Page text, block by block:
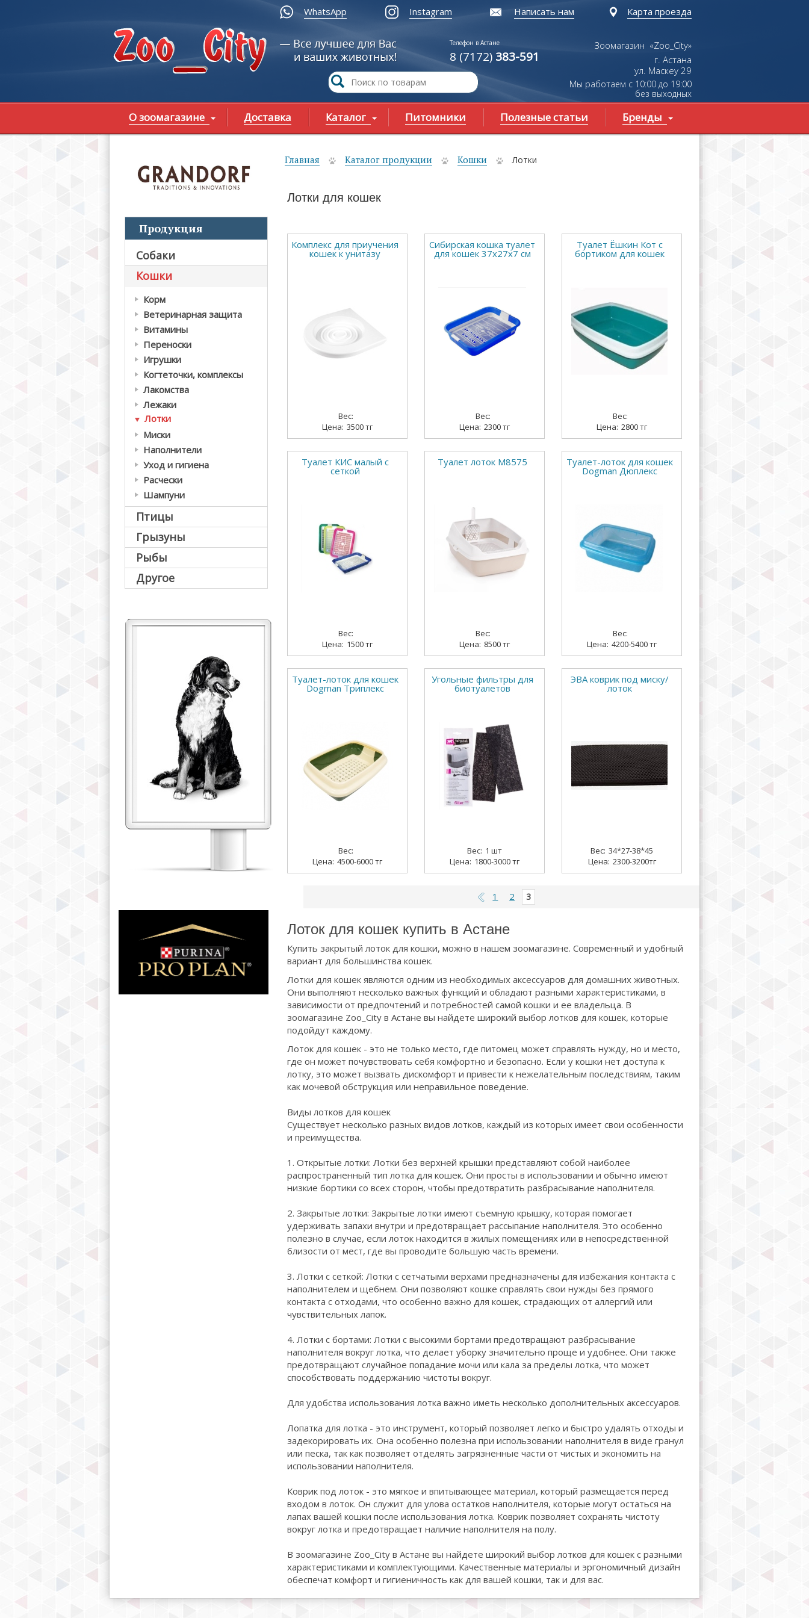
WhatsApp Instagram Написать нам Карта проезда
Телефон в Астане
8 (7172) 383-591
Зоомагазин «Zoo_City»
г. Астана
ул. Маскеу29
Мы работаем с 10:00 до 19:00
без выходных
О зоомагазине Доставка Каталог Питомники Полезные статьи Бренды
Продукция
Собаки
Кошки
Корм
Ветеринарная защита
Витамины
Переноски
Игрушки
Когтеточки, комплексы
Лакомства
Лежаки
Лотки
Миски
Наполнители
Уход и гигиена
Расчески
Шампуни
Птицы
Грызуны
Рыбы
Другое
Главная Каталог продукции Кошки Лотки
Лотки для кошек
Комплекс для приучения
кошек к унитазу
3500 тг
Сибирская кошка туалет
для кошек 37х27х7 см
2300 тг
Туалет Ёшкин Кот с
бортиком для кошек
2800 тг
Туалет КИС малый с
сеткой
1500 тг
Туалет лоток М8575
8500 тг
Туалет-лоток для кошек
Dogman Дюплекс
4200-5400 тг
Туалет-лоток для кошек
Dogman Триплекс
4500-6000 тг
Угольные фильтры для
биотуалетов
1 шт
1800-3000 тг
ЭВА коврик под миску/
лоток
34*27-38*45
2300-3200тг
1 2 3
Лоток для кошек купить в Астане
Купить закрытый лоток для кошки, можно в нашем зоомагазине. Современный и удобный
вариант для большинства кошек.
Лотки для кошек являются одним из необходимых аксессуаров для домашних животных.
Они выполняют несколько важных функций и обладают разными характеристиками, в
зависимости от предпочтений и потребностей самой кошки и ее владельца. В
зоомагазине Zoo_City в Астане вы найдете широкий выбор лотков для кошек, которые
подойдут каждому.
Лоток для кошек - это не только место, где питомец может справлять нужду, но и место,
где он может почувствовать себя комфортно и безопасно. Если у кошки нет доступа к
лотку, это может вызвать дискомфорт и привести к нежелательным последствиям, таким
как мочевой обструкция или неправильное поведение.
Виды лотков для кошек
Существует несколько разных видов лотков, каждый из которых имеет свои особенности
и преимущества.
1. Открытые лотки: Лотки без верхней крышки представляют собой наиболее
распространенный тип лотка для кошек. Они просты в использовании и обычно имеют
низкие бортики со всех сторон, чтобы предотвратить разбрасывание наполнителя.
2. Закрытые лотки: Закрытые лотки имеют съемную крышку, которая помогает
удерживать запахи внутри и предотвращает рассыпание наполнителя. Это особенно
полезно в случае, если лоток находится в жилых помещениях или в непосредственной
близости от мест, где вы проводите большую часть времени.
3. Лотки с сеткой: Лотки с сетчатыми верхами предназначены для избежания контакта с
наполнителем и щебнем. Они позволяют кошке справлять свои нужды без прямого
контакта с отходами, что особенно важно для кошек, страдающих от аллергий или
чувствительных лапок.
4. Лотки с бортами: Лотки с высокими бортами предотвращают разбрасывание
наполнителя вокруг лотка, что делает уборку значительно проще и удобнее. Они также
предотвращают случайное попадание мочи или кала за пределы лотка, что может
способствовать поддержанию чистоты вокруг.
Для удобства использования лотка важно иметь несколько дополнительных аксессуаров.
Лопатка для лотка - это инструмент, который позволяет легко и быстро удалять отходы и
задекорировать их. Она особенно полезна при использовании наполнителя в виде гранул
или песка, так как позволяет отделять загрязненные части от чистых и экономить на
использовании наполнителя.
Коврик под лоток - это мягкое и впитывающее материал, который размещается перед
входом в лоток. Он служит для улова остатков наполнителя, которые могут остаться на
лапах вашей кошки после использования лотка. Коврик позволяет сохранять чистоту
вокруг лотка и предотвращает наличие наполнителя на полу.
В зоомагазине Zoo_City в Астане вы найдете широкий выбор лотков для кошек с разными
характеристиками и комплектующими. Качественные материалы и эргономичный дизайн
обеспечат комфорт и гигиеничность как для вашей кошки, так и для вас.